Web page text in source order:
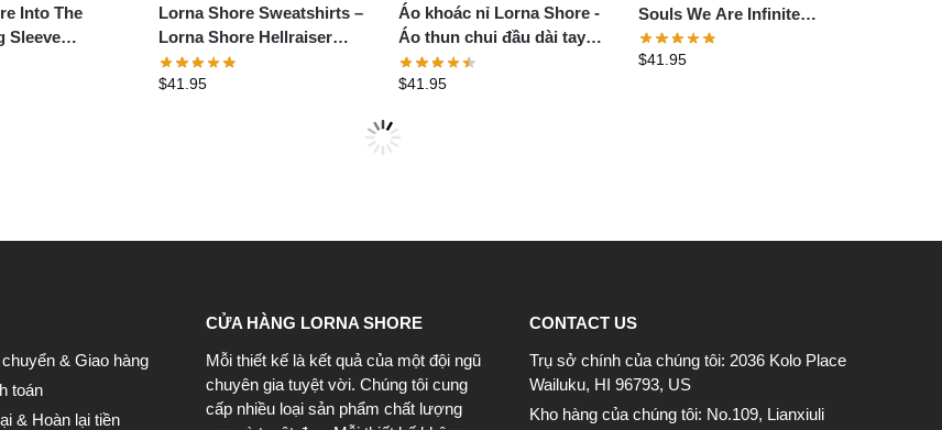
Into The
Sleeve
Lorna Shore Sweatshirts –
Lorna Shore Hellraiser
Pullover Sweatshirt
$41.95
Áo khoác nỉ Lorna Shore -
Áo thun chui đầu dài tay
Lorna Shore Hellfire
$41.95
Souls We Are Infinite
Pullover Sweatshirt
$41.95
& Giao hàng
toán
& Hoàn lại tiền
CỬA HÀNG LORNA SHORE
Mỗi thiết kế là kết quả của một đội ngũ
chuyên gia tuyệt vời. Chúng tôi cung
cấp nhiều loại sản phẩm chất lượng
CONTACT US
Trụ sở chính của chúng tôi: 2036 Kolo Place
Wailuku, HI 96793, US
Kho hàng của chúng tôi: No.109, Lianxiuli